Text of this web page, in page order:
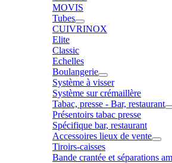
MOVIS
Tubes
CUIVRINOX
Elite
Classic
Echelles
Boulangerie
Système à visser
Système sur crémaillère
Tabac, presse - Bar, restaurant
Présentoirs tabac presse
Spécifique bar, restaurant
Accessoires lieux de vente
Tiroirs-caisses
Bande crantée et séparations